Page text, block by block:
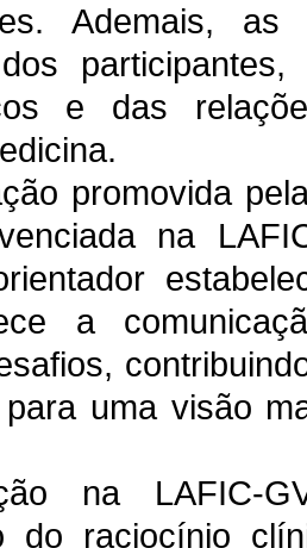
Ademais,
e das
promovida
na
a
uma visão
na LAFIC-
do raciocínio